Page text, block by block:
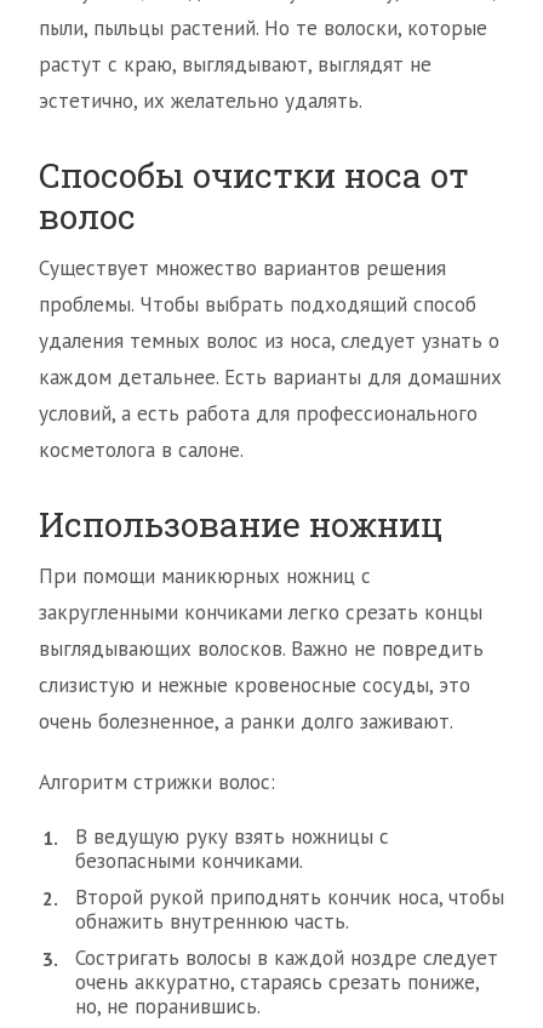
пыли, пыльцы растений. Но те волоски, которые
растут с краю, выглядывают, выглядят не
эстетично, их желательно удалять.
Способы очистки носа от
волос
Существует множество вариантов решения
проблемы. Чтобы выбрать подходящий способ
удаления темных волос из носа, следует узнать о
каждом детальнее. Есть варианты для домашних
условий, а есть работа для профессионального
косметолога в салоне.
Использование ножниц
При помощи маникюрных ножниц с
закругленными кончиками легко срезать концы
выглядывающих волосков. Важно не повредить
слизистую и нежные кровеносные сосуды, это
очень болезненное, а ранки долго заживают.
Алгоритм стрижки волос:
В ведущую руку взять ножницы с
безопасными кончиками.
Второй рукой приподнять кончик носа, чтобы
обнажить внутреннюю часть.
Состригать волосы в каждой ноздре следует
очень аккуратно, стараясь срезать пониже,
но, не поранившись.